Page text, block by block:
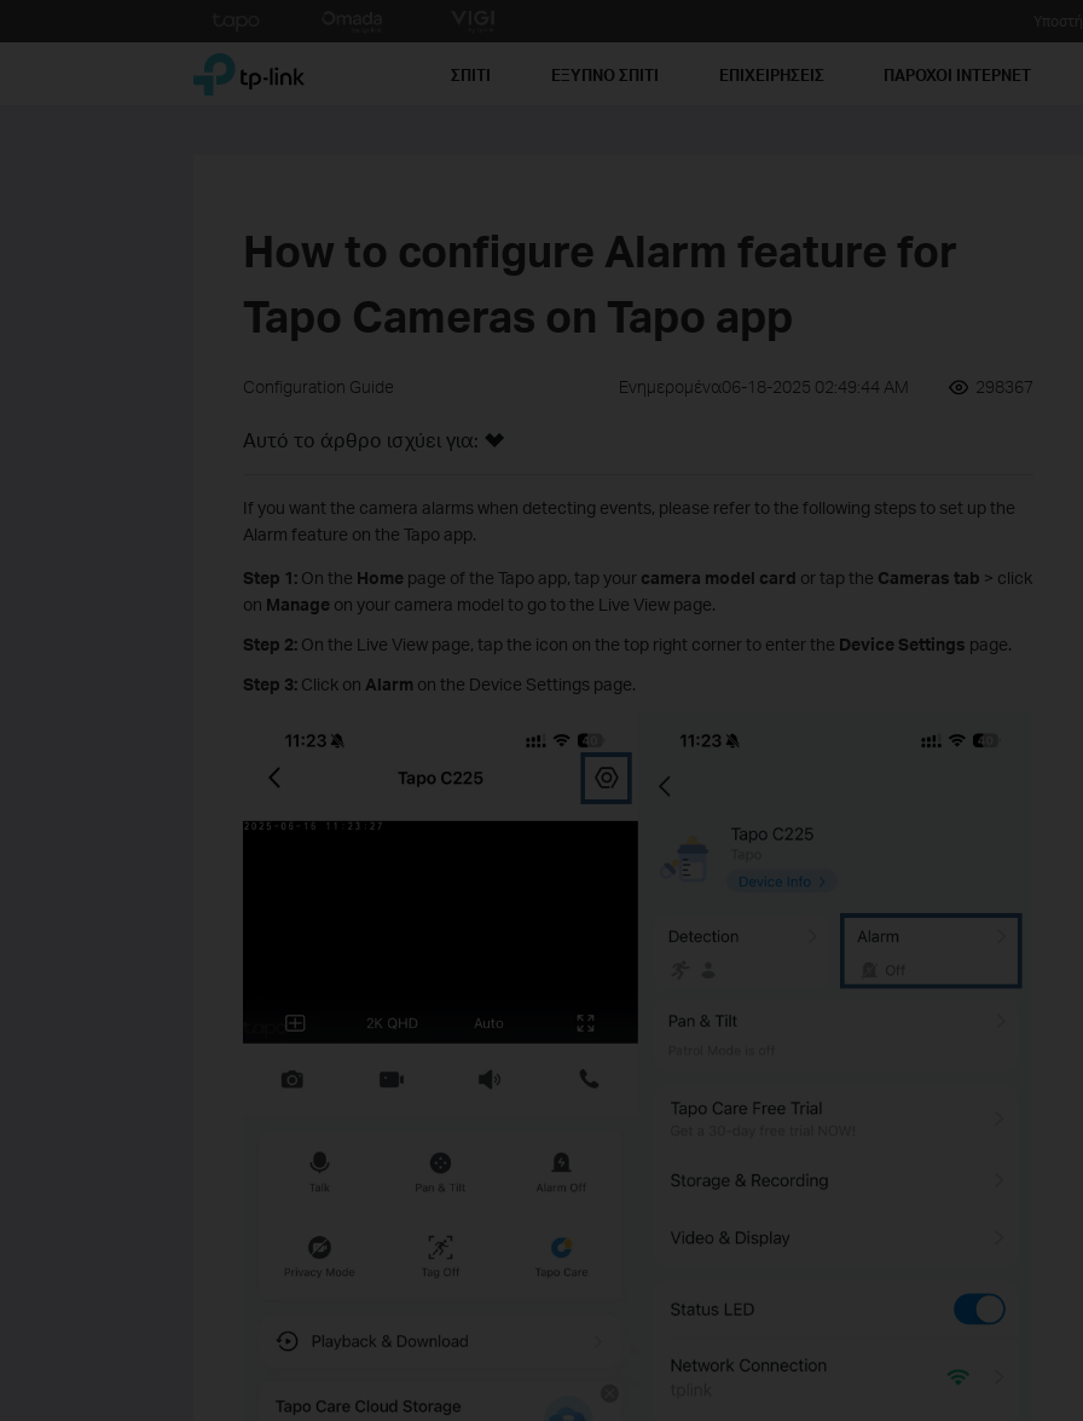
to
TP-Link, Reliably Smart ΣΠΙΤΙ ΕΞΥΠΝΟ ΣΠΙΤΙ ΕΠΙΧΕΙΡΗΣΕΙΣ ΠΑΡΟΧΟΙ ΙΝΤΕΡΝΕΤ
How to configure Alarm feature for
Tapo Cameras on Tapo app
Configuration Guide Ενημερομένα06-18-2025 02:49:44 AM 298367
Αυτό το άρθρο ισχύει για:
If you want the camera alarms when detecting events, please refer to the following steps to set up the
Alarm feature on the Tapo app.
Step 1:On the Homepage of the Tapo app, tap your camera model card or tap the Cameras tab > click
on Manageon your camera model to go to the Live View page.
Step 2:On the Live View page, tap the icon on the top right corner to enter the Device Settings page.
Step 3:Click on Alarm on the Device Settings page.